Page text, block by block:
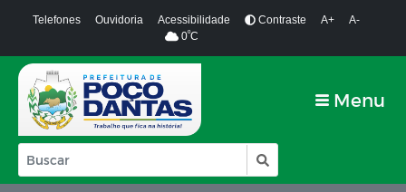
Telefones Ouvidoria Acessibilidade Contraste A+
A-
0ºC
Menu